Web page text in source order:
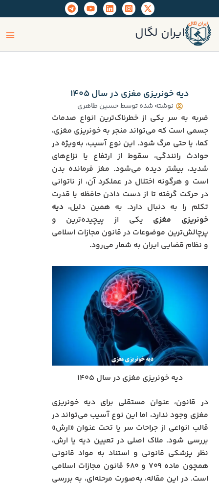
به
محتوا
ایران لگال
دیه خونریزی مغزی در سال ۱۴۰۵
نوشته شده توسطحسین طاهری
ضربه به سر یکی از خطرناک‌ترین انواع صدمات
جسمی است که می‌تواند منجر به خونریزی مغزی،
کما، یا حتی مرگ شود. این نوع آسیب، به‌ویژه در
حوادث رانندگی، سقوط از ارتفاع یا نزاع‌های
شدید، بیشتر دیده می‌شود. مغز فرمانده بدن
است و هرگونه اختلال در عملکرد آن، از ناتوانی
در حرکت گرفته تا از دست دادن حافظه یا قدرت
تکلم را به دنبال دارد. به همین دلیل،دیه
خونریزی مغزی یکی از پیچیده‌ترین و
پرچالش‌ترین موضوعات در قانون مجازات اسلامی
و نظام قضایی ایران به شمار می‌رود.
دیه خونریزی مغزی در سال ۱۴۰۵
در قانون، عنوان مستقلی برای دیه خونریزی
مغزی وجود ندارد، اما این نوع آسیب می‌تواند در
قالب انواعی از جراحات سر یا تحت عنوان «ارش»
بررسی شود. ملاک اصلی در تعیین دیه یا ارش،
نظر پزشکی قانونی و استناد به مواد قانونی
همچون ماده ۷۰۹ و ۶۸۰ قانون مجازات اسلامی
است. در این مقاله، به‌صورت مرحله‌ای، به بررسی